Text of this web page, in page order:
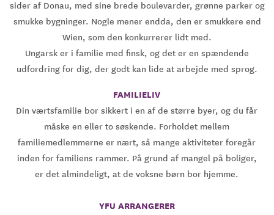
sider af Donau, med sine brede boulevarder, grønne parker og
smukke bygninger. Nogle mener endda, den er smukkere end
Wien, som den konkurrerer lidt med.
Ungarsk er i familie med finsk, og det er en spændende
udfordring for dig, der godt kan lide at arbejde med sprog.
FAMILIELIV
Din værtsfamilie bor sikkert i en af de større byer, og du får
måske en eller to søskende. Forholdet mellem
familiemedlemmerne er nært, så mange aktiviteter foregår
inden for familiens rammer. På grund af mangel på boliger,
er det almindeligt, at de voksne børn bor hjemme.
YFU ARRANGERER